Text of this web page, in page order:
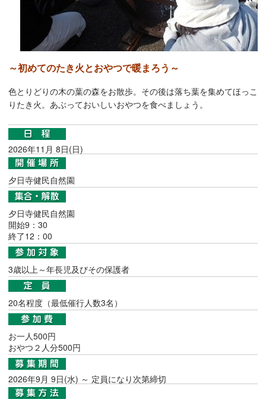
～初めてのたき火とおやつで暖まろう～
色とりどりの木の葉の森をお散歩。その後は落ち葉を集めてほっこ
りたき火。あぶっておいしいおやつを食べましょう。
2026年11月 8日(日)
夕日寺健民自然園
夕日寺健民自然園
開始9：30
終了12：00
3歳以上～年長児及びその保護者
20名程度（最低催行人数3名）
お一人500円
おやつ２人分500円
2026年9月 9日(水) ～ 定員になり次第締切